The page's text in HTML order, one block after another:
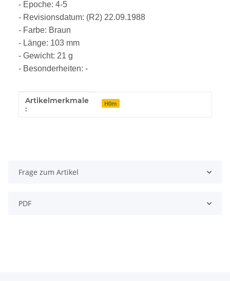
- Epoche: 4-5
- Revisionsdatum: (R2) 22.09.1988
- Farbe: Braun
- Länge: 103 mm
- Gewicht: 21 g
- Besonderheiten: -
Produkteigenschaft
Wert
Artikelmerkmale
:
H0m
Frage zum Artikel
PDF